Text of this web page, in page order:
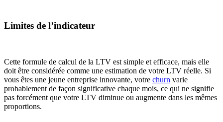
Limites de l’indicateur
Cette formule de calcul de la LTV est simple et efficace, mais elle
doit être considérée comme une estimation de votre LTV réelle. Si
vous êtes une jeune entreprise innovante, votre churn varie
probablement de façon significative chaque mois, ce qui ne signifie
pas forcément que votre LTV diminue ou augmente dans les mêmes
proportions.